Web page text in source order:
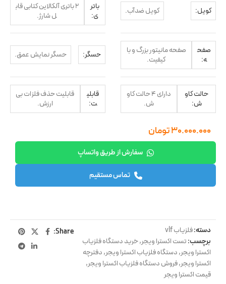
کویل: کویل ضدآب.
باتر
ی:
2 باتری آلکالاین کتابی قاب
ل شارژ.
صفح
ه:
صفحه مانیتور بزرگ و با
کیفیت.
حسگر: حسگر نمایش عمق.
حالت کاو
ش:
دارای ۴ حالت کاو
ش.
قابلی
ت:
قابلیت حذف فلزات بی
ارزش.
۳۰.۰۰۰.۰۰۰تومان
سفارش از طریق واتساپ
تماس مستقیم
دسته:فلزیاب vlf
برچسب:تست اکسترا ویجر,خرید دستگاه فلزیاب
اکسترا ویجر,دستگاه فلزیاب اکسترا ویجر,دفترچه
اکسترا ویجر,فروش دستگاه فلزیاب اکسترا ویجر,
قیمت اکسترا ویجر
Share: